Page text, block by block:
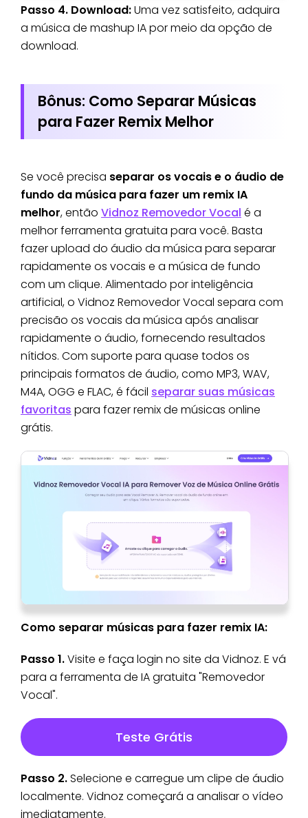
Passo 4. Download:Uma vez satisfeito, adquira
a música de mashup IA por meio da opção de
download.
Bônus: Como Separar Músicas
para Fazer Remix Melhor
Se você precisa separar os vocais e o áudio de
fundo da música para fazer um remix IA
melhor, então Vidnoz Removedor Vocal é a
melhor ferramenta gratuita para você. Basta
fazer upload do áudio da música para separar
rapidamente os vocais e a música de fundo
com um clique. Alimentado por inteligência
artificial, o Vidnoz Removedor Vocal separa com
precisão os vocais da música após analisar
rapidamente o áudio, fornecendo resultados
nítidos. Com suporte para quase todos os
principais formatos de áudio, como MP3, WAV,
M4A, OGG e FLAC, é fácil separar suas músicas
favoritas para fazer remix de músicas online
grátis.
Como separar músicas para fazer remix IA:
Passo 1.Visite e faça login no site da Vidnoz. E vá
para a ferramenta de IA gratuita "Removedor
Vocal".
Teste Grátis
Passo 2.Selecione e carregue um clipe de áudio
localmente. Vidnoz começará a analisar o vídeo
imediatamente.